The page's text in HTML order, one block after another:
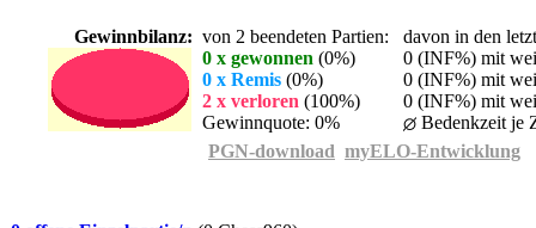
Gewinnbilanz: von 2 beendeten Partien: davon in den
0 x gewonnen (0%)
0 (INF%) mit
0 x Remis (0%)
0 (INF%) mit
2 x verloren (100%)
0 (INF%) mit
Gewinnquote: 0%
Bedenkzeit je
PGN-download myELO-Entwicklung